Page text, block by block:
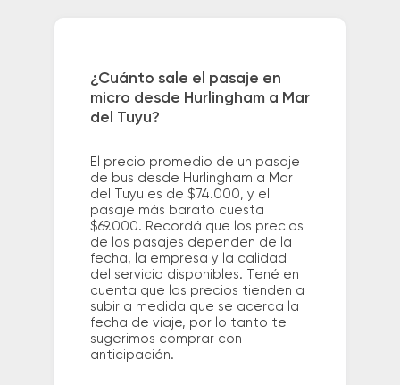
¿Cuánto sale el pasaje en
micro desde Hurlingham a Mar
del Tuyu?
El precio promedio de un pasaje
de bus desde Hurlingham a Mar
del Tuyu es de $74.000, y el
pasaje más barato cuesta
$69.000. Recordá que los precios
de los pasajes dependen de la
fecha, la empresa y la calidad
del servicio disponibles. Tené en
cuenta que los precios tienden a
subir a medida que se acerca la
fecha de viaje, por lo tanto te
sugerimos comprar con
anticipación.